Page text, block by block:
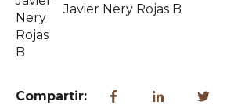
Javier Nery Rojas B
Compartir: